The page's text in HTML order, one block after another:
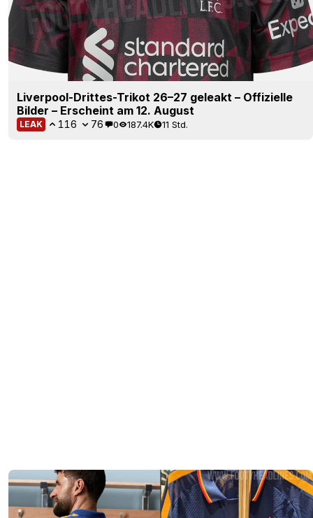
Liverpool-Drittes-Trikot 26–27 geleakt – Offizielle
Bilder – Erscheint am 12. August
LEAK 116 76 0 187.4K 11 Std.